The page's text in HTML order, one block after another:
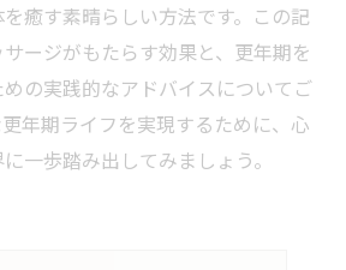
癒す素晴らしい方法です。この記
ージがもたらす効果と、更年期を
の実践的なアドバイスについてご
年期ライフを実現するために、心
一歩踏み出してみましょう。